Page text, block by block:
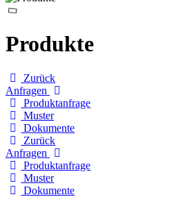
Produkte
Zurück
Anfragen
Produktanfrage
Muster
Dokumente
Zurück
Anfragen
Produktanfrage
Muster
Dokumente